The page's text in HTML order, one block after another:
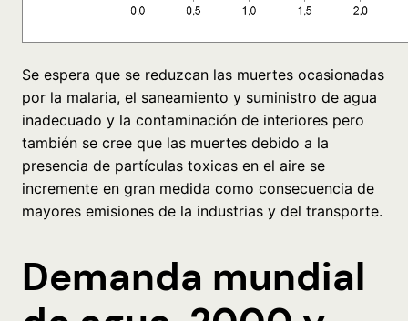
Se espera que se reduzcan las muertes ocasionadas
por la malaria, el saneamiento y suministro de agua
inadecuado y la contaminación de interiores pero
también se cree que las muertes debido a la
presencia de partículas toxicas en el aire se
incremente en gran medida como consecuencia de
mayores emisiones de la industrias y del transporte.
Demanda mundial